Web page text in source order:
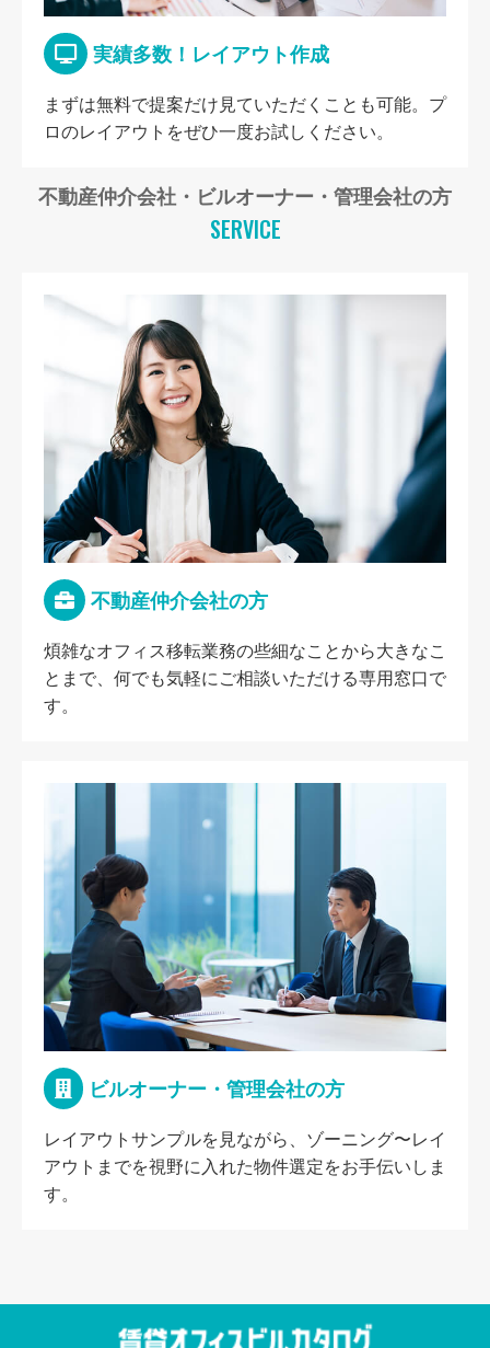
実績多数！レイアウト作成
まずは無料で提案だけ見ていただくことも可能。プ
ロのレイアウトをぜひ一度お試しください。
不動産仲介会社・ビルオーナー・管理会社の方
SERVICE
不動産仲介会社の方
煩雑なオフィス移転業務の些細なことから大きなこ
とまで、何でも気軽にご相談いただける専用窓口で
す。
ビルオーナー・管理会社の方
レイアウトサンプルを見ながら、ゾーニング〜レイ
アウトまでを視野に入れた物件選定をお手伝いしま
す。